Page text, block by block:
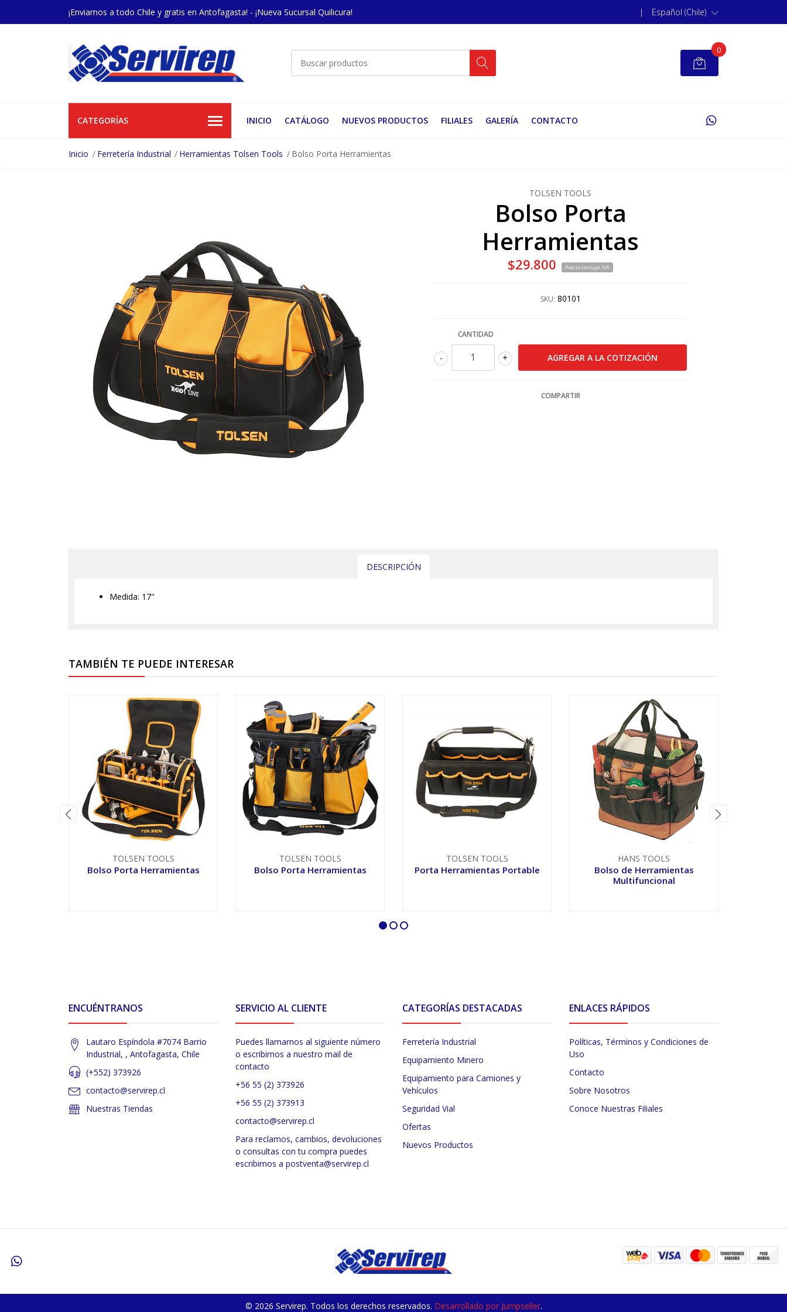
¡Enviamos a todo Chile y gratis en Antofagasta! - ¡Nueva Sucursal Quilicura! | Español (Chile)
0
CATEGORÍAS INICIO CATÁLOGO NUEVOS PRODUCTOS FILIALES GALERÍA CONTACTO
Inicio Ferretería Industrial Herramientas Tolsen Tools Bolso Porta Herramientas
TOLSEN TOOLS
Bolso Porta
Herramientas
$29.800 Precio incluye IVA
SKU: 80101
CANTIDAD
+
-
COMPARTIR
DESCRIPCIÓN
Medida: 17"
TAMBIÉN TE PUEDE INTERESAR
TOLSEN TOOLS
Bolso Porta Herramientas
TOLSEN TOOLS
Bolso Porta Herramientas
TOLSEN TOOLS
Porta Herramientas Portable
HANS TOOLS
Bolso de Herramientas
Multifuncional
ENCUÉNTRANOS
Lautaro Espíndola #7074 Barrio
Industrial, , Antofagasta, Chile
(+552) 373926
contacto@servirep.cl
Nuestras Tiendas
SERVICIO AL CLIENTE
Puedes llamarnos al siguiente número
o escribirnos a nuestro mail de
contacto
+56 55 (2) 373926
+56 55 (2) 373913
contacto@servirep.cl
Para reclamos, cambios, devoluciones
o consultas con tu compra puedes
escribirnos a postventa@servirep.cl
CATEGORÍAS DESTACADAS
Ferretería Industrial
Equipamiento Minero
Equipamiento para Camiones y
Vehículos
Seguridad Vial
Ofertas
Nuevos Productos
ENLACES RÁPIDOS
Políticas, Términos y Condiciones de
Uso
Contacto
Sobre Nosotros
Conoce Nuestras Filiales
© 2026 Servirep. Todos los derechos reservados. Desarrollado por Jumpseller.